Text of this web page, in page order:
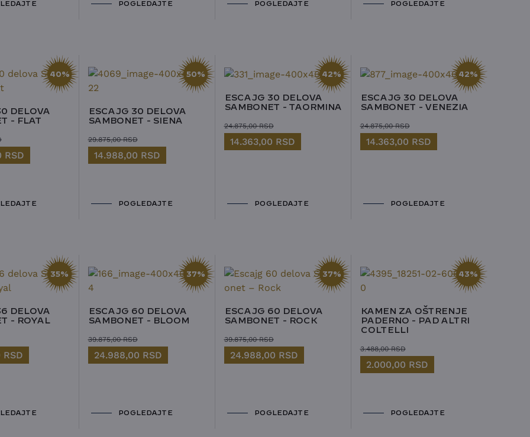
POGLEDAJTE POGLEDAJTE POGLEDAJTE
40%
DELOVA
- FLAT
RSD
50%
ESCAJG 30 DELOVA
SAMBONET - SIENA
29.875,00RSD
14.988,00 RSD
POGLEDAJTE
42%
ESCAJG 30 DELOVA
SAMBONET - TAORMINA
24.875,00RSD
14.363,00 RSD
POGLEDAJTE
42%
ESCAJG 30 DELOVA
SAMBONET - VENEZIA
24.875,00RSD
14.363,00 RSD
POGLEDAJTE
35%
DELOVA
- ROYAL
RSD
37%
ESCAJG 60 DELOVA
SAMBONET - BLOOM
39.875,00RSD
24.988,00 RSD
POGLEDAJTE
37%
ESCAJG 60 DELOVA
SAMBONET - ROCK
39.875,00RSD
24.988,00 RSD
POGLEDAJTE
43%
KAMEN ZA OŠTRENJE
PADERNO - PAD ALTRI
COLTELLI
3.488,00RSD
2.000,00 RSD
POGLEDAJTE